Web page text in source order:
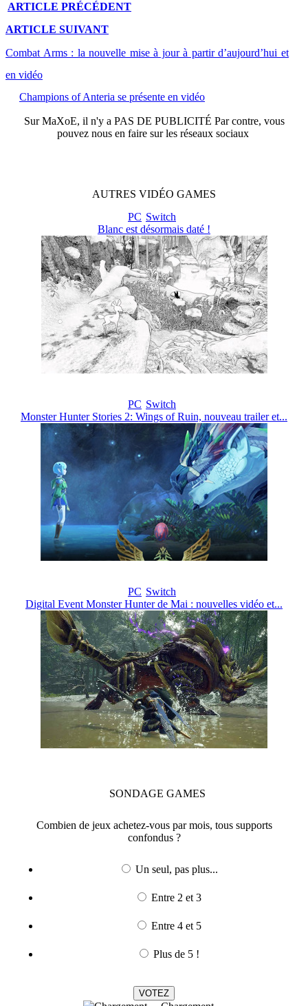
ARTICLE PRÉCÉDENT
ARTICLE SUIVANT
Combat Arms : la nouvelle mise à jour à partir d’aujourd’hui et
en vidéo
Champions of Anteria se présente en vidéo
SurMaXoE, il n'y a PAS DE PUBLICITÉ Par contre, vous
pouvez nous en faire sur les réseaux sociaux
AUTRES VIDÉO GAMES
PC Switch
Blanc est désormais daté !
PC Switch
Monster Hunter Stories 2: Wings of Ruin, nouveau trailer et...
PC Switch
Digital Event Monster Hunter de Mai : nouvelles vidéo et...
SONDAGE GAMES
Combien de jeux achetez-vous par mois, tous supports
confondus ?
Un seul, pas plus...
Entre 2 et 3
Entre 4 et 5
Plus de 5 !